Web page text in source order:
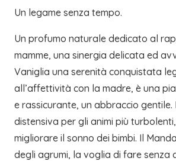
Un legame senza tempo.
Un profumo naturale dedicato al
mamme, una sinergia delicata ed
Vaniglia una serenità conquistata
all’affettività con la madre, è una
e rassicurante, un abbraccio gentile.
distensiva per gli animi più
migliorare il sonno dei bimbi. Il
degli agrumi, la voglia di fare senza